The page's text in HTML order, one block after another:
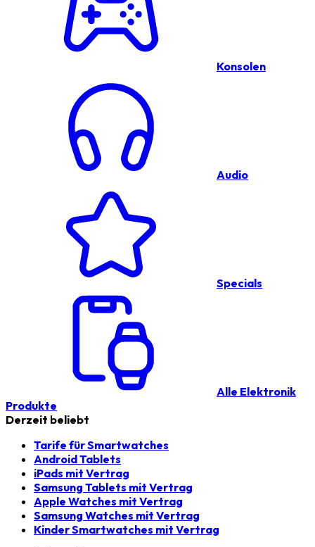
Konsolen
Audio
Specials
Alle Elektronik
Produkte
Derzeit beliebt
Tarife für Smartwatches
Android Tablets
iPads mit Vertrag
Samsung Tablets mit Vertrag
Apple Watches mit Vertrag
Samsung Watches mit Vertrag
Kinder Smartwatches mit Vertrag